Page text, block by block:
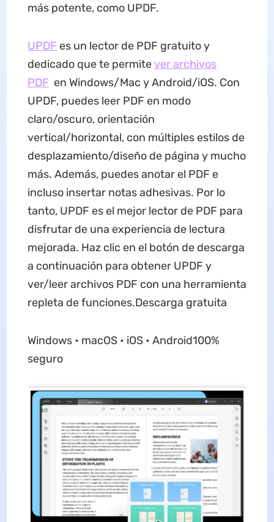
más potente, como UPDF.
UPDF es un lector de PDF gratuito y
dedicado que te permitever archivos
PDF en Windows/Mac y Android/iOS. Con
UPDF, puedes leer PDF en modo
claro/oscuro, orientación
vertical/horizontal, con múltiples estilos de
desplazamiento/diseño de página y mucho
más. Además, puedes anotar el PDF e
incluso insertar notas adhesivas. Por lo
tanto, UPDF es el mejor lector de PDF para
disfrutar de una experiencia de lectura
mejorada. Haz clic en el botón de descarga
a continuación para obtener UPDF y
ver/leer archivos PDF con una herramienta
repleta de funciones.Descarga gratuita
Windows • macOS • iOS • Android100%
seguro